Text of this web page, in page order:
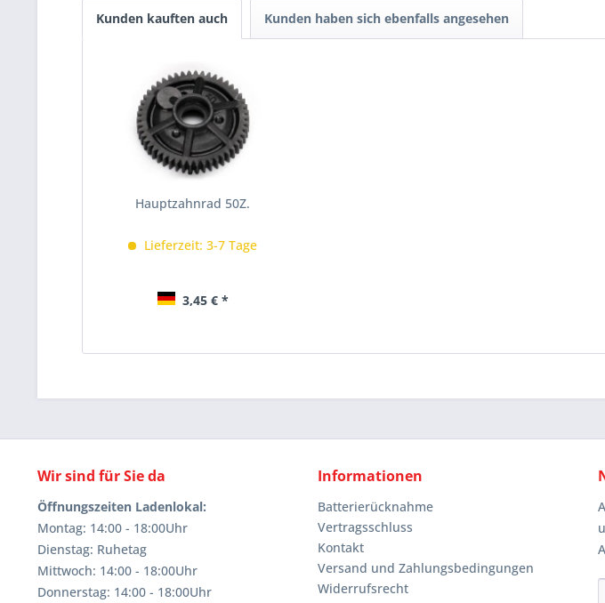
Kunden kauften auch Kunden haben sich ebenfalls angesehen
Hauptzahnrad 50Z.
Lieferzeit: 3-7 Tage
3,45 € *
Wir sind für Sie da
Öffnungszeiten Ladenlokal:
Montag: 14:00 - 18:00Uhr
Dienstag: Ruhetag
Mittwoch: 14:00 - 18:00Uhr
Donnerstag: 14:00 - 18:00Uhr
Informationen
Batterierücknahme
Vertragsschluss
Kontakt
Versand und Zahlungsbedingungen
Widerrufsrecht